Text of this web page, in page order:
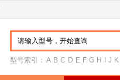
型号索引： A B C D E F G H J K